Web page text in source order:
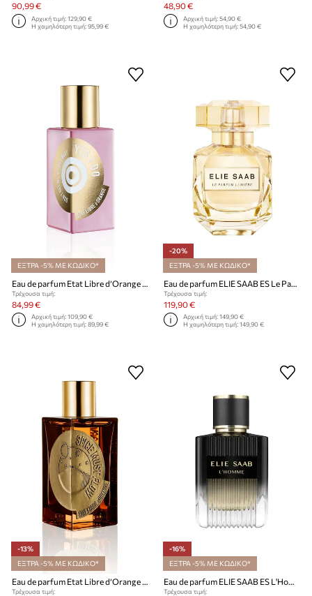
90,99 €
Αρχική τιμή:129,90 €
Η χαμηλότερη τιμή:95,99 €
48,90 €
Αρχική τιμή:54,90 €
Η χαμηλότερη τιμή:54,90 €
ΕΞΤΡΑ -5% ΜΕ ΚΩΔΙΚΟ*
Τρέχουσα τιμή:
84,99 €
Αρχική τιμή:109,90 €
Η χαμηλότερη τιμή:89,99 €
-20%
ΕΞΤΡΑ -5% ΜΕ ΚΩΔΙΚΟ*
Τρέχουσα τιμή:
119,90 €
Αρχική τιμή:149,90 €
Η χαμηλότερη τιμή:149,90 €
-13%
ΕΞΤΡΑ -5% ΜΕ ΚΩΔΙΚΟ*
Eau de parfum Etat Libre d’Orange EdP Nat. Spray 100 ml
Τρέχουσα τιμή:
-16%
ΕΞΤΡΑ -5% ΜΕ ΚΩΔΙΚΟ*
Eau de parfum ELIE SAAB ES L'Homme EDP 50ml
Τρέχουσα τιμή: